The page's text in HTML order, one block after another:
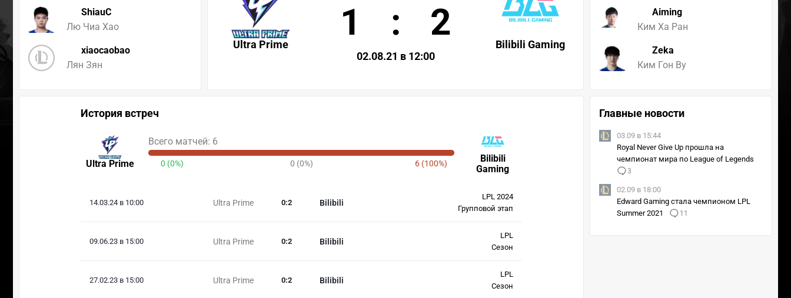
ShiauC
Лю Чиа Хао
xiaocaobao
Лян Зян
Aiming
Ким Ха Ран
Zeka
Ким Гон Ву
Ultra Prime Bilibili Gaming
1 : 2
02.08.21 в 12:00
История встреч
Ultra Prime
Bilibili
Gaming
Всего матчей: 6
0 (0%) 0 (0%) 6 (100%)
14.03.24 в 10:00 Ultra Prime Bilibili
0:2
LPL 2024
Групповой этап
09.06.23 в 15:00 Ultra Prime Bilibili
0:2
LPL
Сезон
27.02.23 в 15:00 Ultra Prime Bilibili
0:2
LPL
Сезон
Главные новости
03.09 в 15:44
Royal Never Give Up прошла на
чемпионат мира по League of Legends
3
02.09 в 18:00
Edward Gaming стала чемпионом LPL
Summer 2021
11